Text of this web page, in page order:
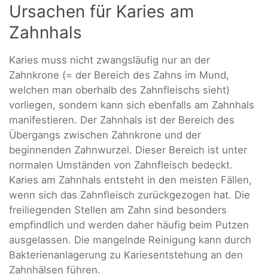
Ursachen für Karies am
Zahnhals
Karies muss nicht zwangsläufig nur an der
Zahnkrone (= der Bereich des Zahns im Mund,
welchen man oberhalb des Zahnfleischs sieht)
vorliegen, sondern kann sich ebenfalls am Zahnhals
manifestieren. Der Zahnhals ist der Bereich des
Übergangs zwischen Zahnkrone und der
beginnenden Zahnwurzel. Dieser Bereich ist unter
normalen Umständen von Zahnfleisch bedeckt.
Karies am Zahnhals entsteht in den meisten Fällen,
wenn sich das Zahnfleisch zurückgezogen hat. Die
freiliegenden Stellen am Zahn sind besonders
empfindlich und werden daher häufig beim Putzen
ausgelassen. Die mangelnde Reinigung kann durch
Bakterienanlagerung zu Kariesentstehung an den
Zahnhälsen führen.